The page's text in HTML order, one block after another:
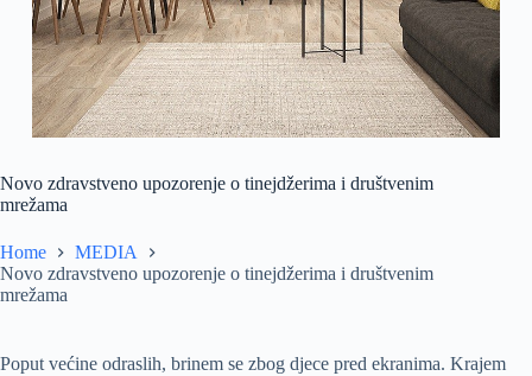
Novo zdravstveno upozorenje o tinejdžerima i društvenim
mrežama
Home
MEDIA
Novo zdravstveno upozorenje o tinejdžerima i društvenim
mrežama
Poput većine odraslih, brinem se zbog djece pred ekranima. Krajem